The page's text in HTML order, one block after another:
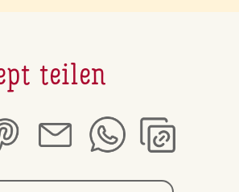
teilen